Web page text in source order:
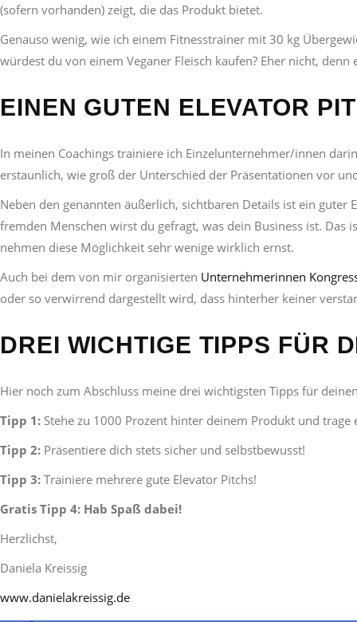
(sofern vorhanden) zeigt, die das Produkt bietet.
Genauso wenig, wie ich einem Fitnesstrainer mit 30 kg
würdest du von einem Veganer Fleisch kaufen? Eher nicht,
EINEN GUTEN ELEVATOR
In meinen Coachings trainiere ich Einzelunternehmer/innen
erstaunlich, wie groß der Unterschied der Präsentationen vor
Neben den genannten äußerlich, sichtbaren Details ist ein
fremden Menschen wirst du gefragt, was dein Business ist.
nehmen diese Möglichkeit sehr wenige wirklich ernst.
Auch bei dem von mir organisierten Unternehmerinnen
oder so verwirrend dargestellt wird, dass hinterher keiner
DREI WICHTIGE TIPPS FÜR
Hier noch zum Abschluss meine drei wichtigsten Tipps für
Tipp 1: Stehe zu 1000 Prozent hinter deinem Produkt und trage
Tipp 2: Präsentiere dich stets sicher und selbstbewusst!
Tipp 3: Trainiere mehrere gute Elevator Pitchs!
Gratis Tipp 4: Hab Spaß dabei!
Herzlichst,
Daniela Kreissig
www.danielakreissig.de